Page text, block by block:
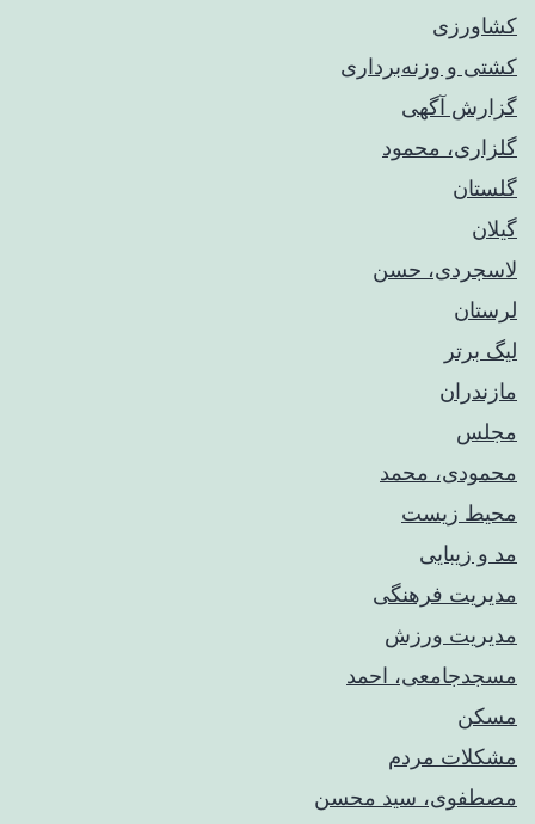
کشاورزی
کشتی و وزنه‌برداری
گزارش آگهی
گلزاری، محمود
گلستان
گیلان
لاسجردی، حسن
لرستان
لیگ برتر
مازندران
مجلس
محمودی، محمد
محیط زیست
مد و زیبایی
مدیریت فرهنگی
مدیریت ورزش
مسجدجامعی، احمد
مسکن
مشکلات مردم
مصطفوی، سید محسن